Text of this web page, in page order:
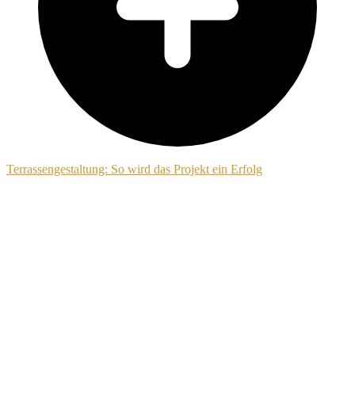
Terrassengestaltung: So wird das Projekt ein Erfolg